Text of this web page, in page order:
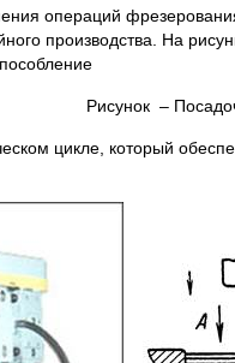
операций
производства. На
Рисунок –
цикле, который